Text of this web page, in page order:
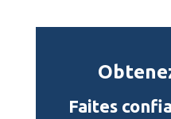
Faites